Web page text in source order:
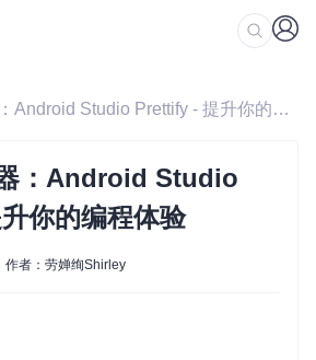
/ 推荐开源神器：Android Studio Prettify - 提升你的编程体验
：Android Studio
你的编程体验
作者：劳婵绚Shirley